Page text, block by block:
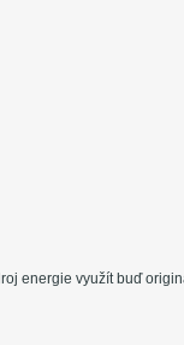
energie využít buď